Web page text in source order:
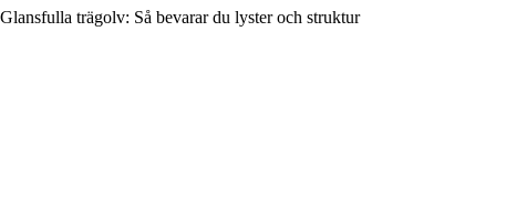
Glansfulla trägolv: Så bevarar du lyster och struktur